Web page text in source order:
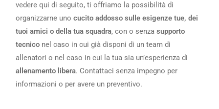
vedere qui di seguito, ti offriamo la possibilità di
organizzarne unocucito addosso sulle esigenze tue, dei
tuoi amici o della tua squadra, con o senzasupporto
tecnico nel caso in cui già disponi di un team di
allenatori o nel caso in cui la tua sia un’esperienza di
allenamento libera. Contattaci senza impegno per
informazioni o per avere un preventivo.